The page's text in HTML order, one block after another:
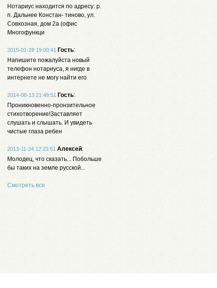
Нотариус находится по адресу: р.
п. Дальнее Констан- тиново, ул.
Совхозная, дом 2а (офис
Многофункци
2015-01-28 19:00:41 Гость:
Напишите пожалуйста новый
телефон нотариуса, я нигде в
интернете не могу найти его
2014-08-13 21:49:51 Гость:
Проникновенно-пронзительное
стихотворение!Заставляет
слушать и слышать. И увидеть
чистые глаза ребен
2013-11-24 12:23:51 Алексей:
Молодец, что сказать... Побольше
бы таких на земле русской...
Смотреть все